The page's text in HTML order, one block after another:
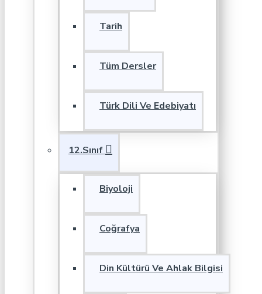
Tarih
Tüm Dersler
Türk Dili Ve Edebiyatı
12.Sınıf
Biyoloji
Coğrafya
Din Kültürü Ve Ahlak Bilgisi